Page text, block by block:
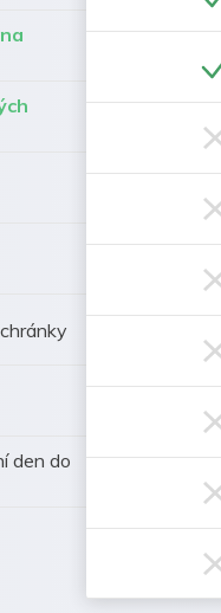
den do